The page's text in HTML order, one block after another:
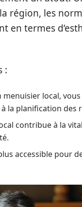
région, les
en termes
:
menuisier local,
la planification des
contribue à la
accessible pour